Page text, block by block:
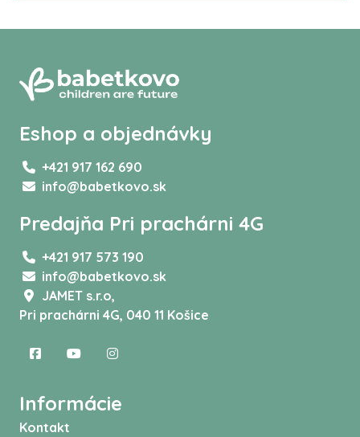
Eshop a objednávky
+421 917 162 690
info@babetkovo.sk
Predajňa Pri prachárni 4G
+421 917 573 190
info@babetkovo.sk
JAMET s.r.o,
Pri prachárni 4G, 040 11 Košice
Informácie
Kontakt